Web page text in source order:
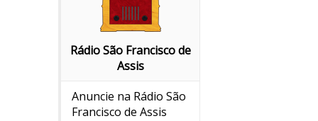
Rádio São Francisco de
Assis
Anuncie na Rádio São
Francisco de Assis